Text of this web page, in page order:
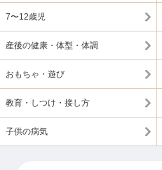
7〜12歳児
産後の健康・体型・体調
おもちゃ・遊び
教育・しつけ・接し方
子供の病気